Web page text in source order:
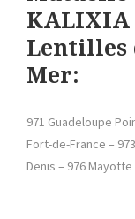
KALIXIA
Lentilles
Mer:
971 Guadeloupe
Fort-de-France –
Denis – 976